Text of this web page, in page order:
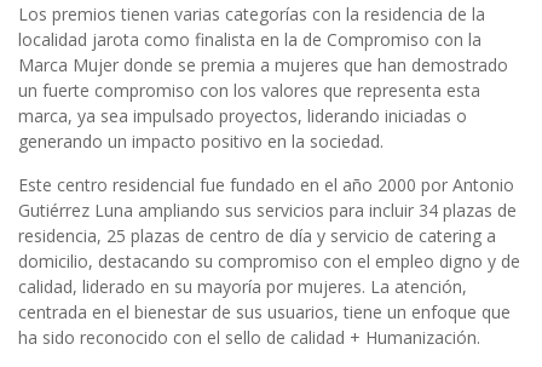
Los premios tienen varias categorías con la residencia de la
localidad jarota como finalista en la de Compromiso con la
Marca Mujer donde se premia a mujeres que han demostrado
un fuerte compromiso con los valores que representa esta
marca, ya sea impulsado proyectos, liderando iniciadas o
generando un impacto positivo en la sociedad.
Este centro residencial fue fundado en el año 2000 por Antonio
Gutiérrez Luna ampliando sus servicios para incluir 34 plazas de
residencia, 25 plazas de centro de día y servicio de catering a
domicilio, destacando su compromiso con el empleo digno y de
calidad, liderado en su mayoría por mujeres. La atención,
centrada en el bienestar de sus usuarios, tiene un enfoque que
ha sido reconocido con el sello de calidad + Humanización.